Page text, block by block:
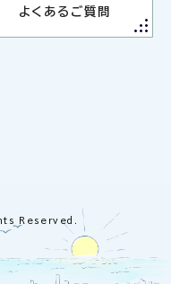
よくあるご質問
Reserved.